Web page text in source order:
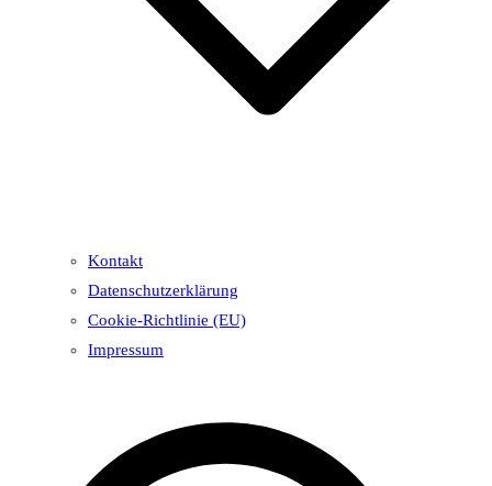
Kontakt
Datenschutzerklärung
Cookie-Richtlinie (EU)
Impressum